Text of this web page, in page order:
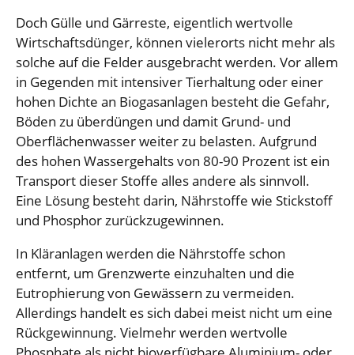
Doch Gülle und Gärreste, eigentlich wertvolle
Wirtschaftsdünger, können vielerorts nicht mehr als
solche auf die Felder ausgebracht werden. Vor allem
in Gegenden mit intensiver Tierhaltung oder einer
hohen Dichte an Biogasanlagen besteht die Gefahr,
Böden zu überdüngen und damit Grund- und
Oberflächenwasser weiter zu belasten. Aufgrund
des hohen Wassergehalts von 80-90 Prozent ist ein
Transport dieser Stoffe alles andere als sinnvoll.
Eine Lösung besteht darin, Nährstoffe wie Stickstoff
und Phosphor zurückzugewinnen.
In Kläranlagen werden die Nährstoffe schon
entfernt, um Grenzwerte einzuhalten und die
Eutrophierung von Gewässern zu vermeiden.
Allerdings handelt es sich dabei meist nicht um eine
Rückgewinnung. Vielmehr werden wertvolle